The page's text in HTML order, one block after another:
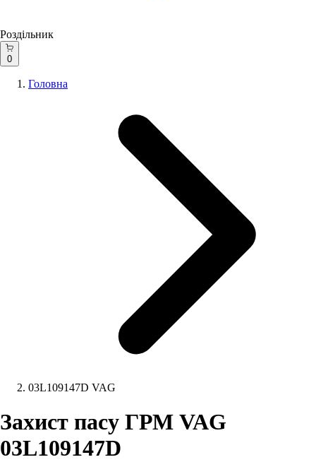
Роздільник
0
Головна
03L109147D VAG
Захист пасу ГРМ VAG
03L109147D